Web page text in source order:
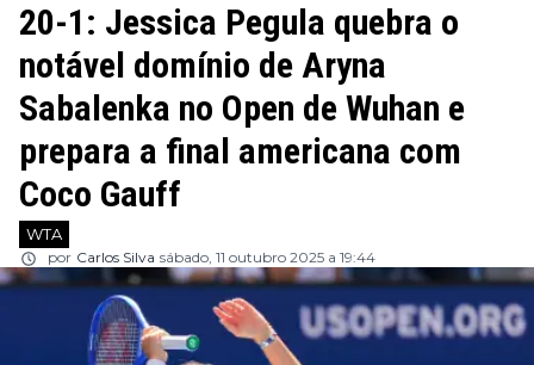
20-1: Jessica Pegula quebra o
notável domínio de Aryna
Sabalenka no Open de Wuhan e
prepara a final americana com
Coco Gauff
WTA
por Carlos Silva sábado, 11 outubro 2025 a 19:44